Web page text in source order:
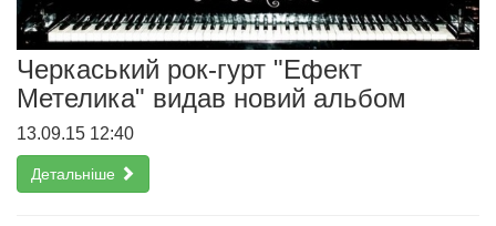
Черкаський рок-гурт "Ефект
Метелика" видав новий альбом
13.09.15 12:40
Детальніше